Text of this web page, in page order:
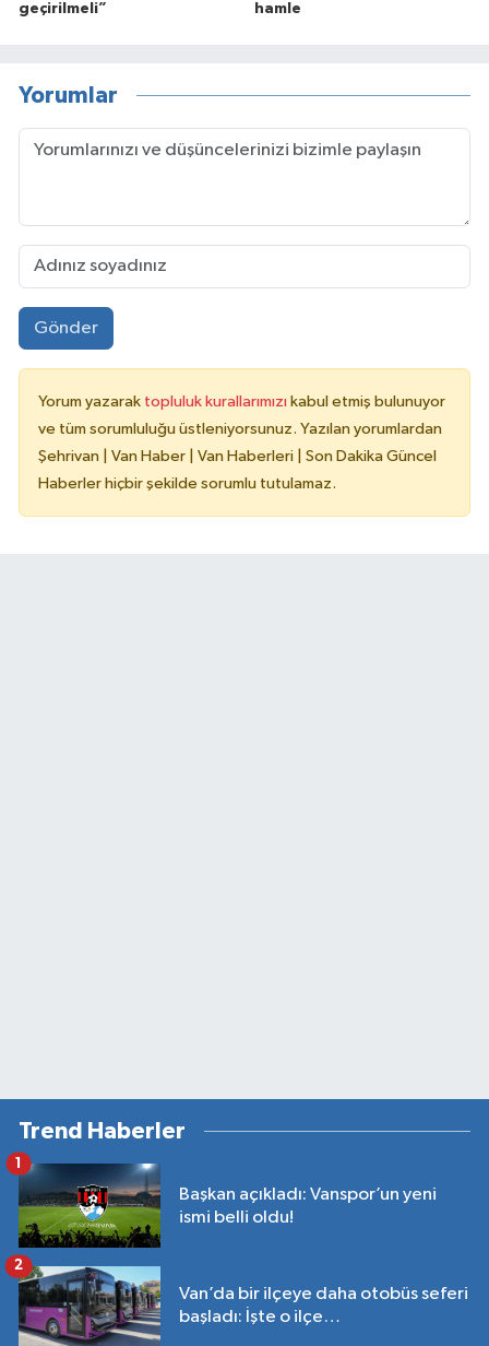
geçirilmeli” hamle
Yorumlar
Gönder
Yorum yazarak topluluk kurallarımızı kabul etmiş bulunuyor
ve tüm sorumluluğu üstleniyorsunuz. Yazılan yorumlardan
Şehrivan | Van Haber | Van Haberleri | Son Dakika Güncel
Haberler hiçbir şekilde sorumlu tutulamaz.
Trend Haberler
Başkan açıkladı: Vanspor’un yeni
ismi belli oldu!
1
Van’da bir ilçeye daha otobüs seferi
başladı: İşte o ilçe…
2